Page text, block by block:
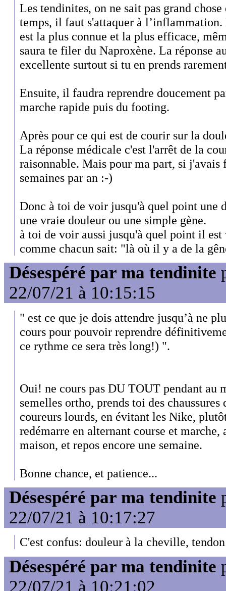
Les tendinites, on ne sait pas grand
temps, il faut s'attaquer à
est la plus connue et la plus efficace,
saura te filer du Naproxène. La réponse
excellente surtout si tu en prends
Ensuite, il faudra reprendre doucement
marche rapide puis du footing.
Après pour ce qui est de courir sur la
La réponse médicale c'est l'arrêt de la
raisonnable. Mais pour ma part, si j'avais
semaines par an :-)
Donc à toi de voir jusqu'à quel point une
une vraie douleur ou une simple gène.
à toi de voir aussi jusqu'à quel point il
comme chacun sait: "là où il y a de la
Désespéré par ma tendinite
22/07/21 à 10:15:15
" est ce que je dois attendre jusqu’à ne
cours pour pouvoir reprendre
ce rythme ce sera très long!) ".
Oui! ne cours pas DU TOUT pendant au
semelles ortho, prends toi des
coureurs lourds, en évitant les Nike,
redémarre en alternant course et
maison, et repos encore une semaine.
Bonne chance, et patience...
Désespéré par ma tendinite
22/07/21 à 10:17:27
C'est confus: douleur à la cheville,
Désespéré par ma tendinite
22/07/21 à 10:21:02